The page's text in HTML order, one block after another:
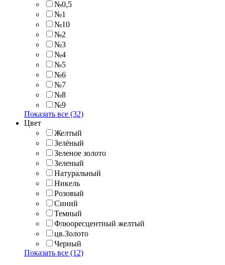
№0,5
№1
№10
№2
№3
№4
№5
№6
№7
№8
№9
Показать все (32)
Цвет
Желтый
Зелёный
Зеленое золото
Зеленый
Натуральный
Никель
Розовый
Синий
Темный
Флюоресцентный желтый
цв.Золото
Черный
Показать все (12)